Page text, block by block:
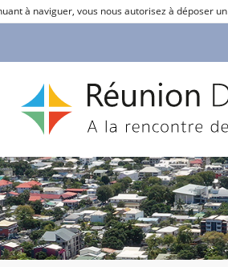
à naviguer, vous nous autorisez à déposer